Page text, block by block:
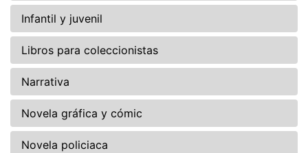
Infantil y juvenil
Libros para coleccionistas
Narrativa
Novela gráfica y cómic
Novela policiaca